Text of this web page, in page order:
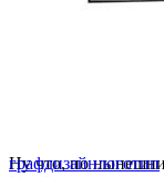
Ну что, по
графдизайнлоготип